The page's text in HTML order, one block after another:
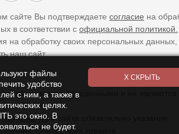
сайте Вы подтверждаете согласие на
в соответствии с официальной политикой.
на обработку своих персональных
наш сайт.
являются справочными и не являются
(ст. 437 ГК).
материаловс сайта обязательно указание
Список всех товаров
файлы
удобство
с ним, а также в
целях.
это окно. В
не будет.